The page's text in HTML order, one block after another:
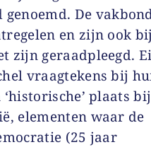
De
en zijn ook
zijn geraadpleegd.
vraagtekens bij
plaats
elementen waar de
(25 jaar